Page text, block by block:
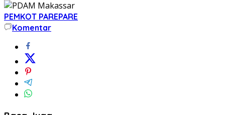
PEMKOT PAREPARE
Komentar